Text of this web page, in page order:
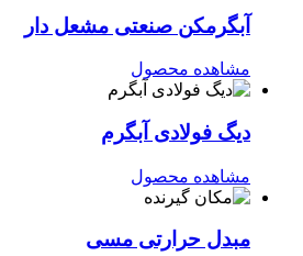
آبگرمکن صنعتی مشعل دار
مشاهده محصول
دیگ فولادی آبگرم
مشاهده محصول
مبدل حرارتی مسی